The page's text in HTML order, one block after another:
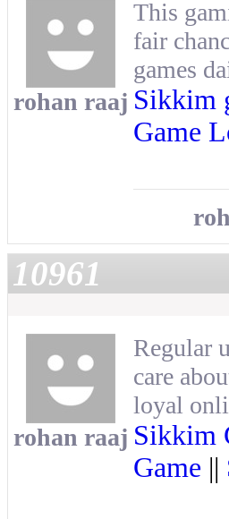
rohan raaj
This
fair
games
Sikkim
Game
10961
rohan raaj
Regular
care
loyal
Sikkim
Game ||